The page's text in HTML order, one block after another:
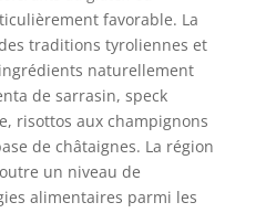
favorable. La
traditions tyroliennes et
naturellement
de sarrasin, speck
risottos aux champignons
de châtaignes. La région
un niveau de
alimentaires parmi les